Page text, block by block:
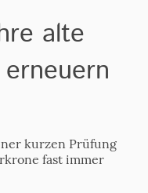
alte
kurzen Prüfung
fast immer